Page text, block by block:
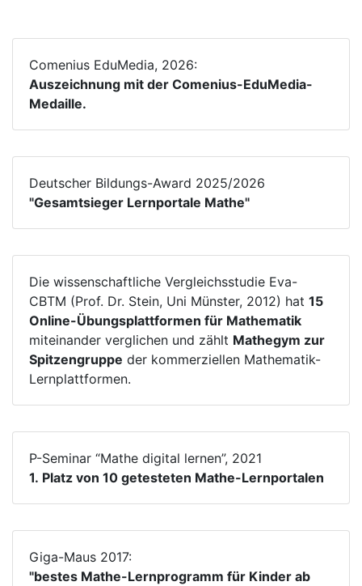
Comenius EduMedia, 2026:
Auszeichnung mit der Comenius-EduMedia-
Medaille.
Deutscher Bildungs-Award 2025/2026
"Gesamtsieger Lernportale Mathe"
Die wissenschaftliche Vergleichsstudie Eva-
CBTM (Prof. Dr. Stein, Uni Münster, 2012) hat 15
Online-Übungsplattformen für Mathematik
miteinander verglichen und zählt Mathegym zur
Spitzengruppe der kommerziellen Mathematik-
Lernplattformen.
P-Seminar “Mathe digital lernen”, 2021
1. Platz von 10 getesteten Mathe-Lernportalen
Giga-Maus 2017:
"bestes Mathe-Lernprogramm für Kinder ab